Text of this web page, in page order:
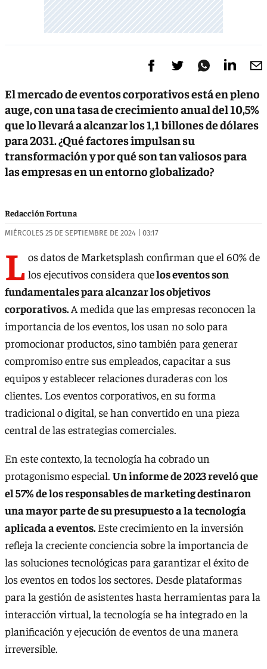
El mercado de eventos corporativos está en pleno
auge, con una tasa de crecimiento anual del 10,5%
que lo llevará a alcanzar los 1,1 billones de dólares
para 2031. ¿Qué factores impulsan su
transformación y por qué son tan valiosos para
las empresas en un entorno globalizado?
Redacción Fortuna
MIÉRCOLES 25 DE SEPTIEMBRE DE 2024 | 03:17
L os datos de Marketsplash confirman que el 60% de
los ejecutivos considera quelos eventos son
fundamentales para alcanzar los objetivos
corporativos.A medida que las empresas reconocen la
importancia de los eventos, los usan no solo para
promocionar productos, sino también para generar
compromiso entre sus empleados, capacitar a sus
equipos y establecer relaciones duraderas con los
clientes. Los eventos corporativos, en su forma
tradicional o digital, se han convertido en una pieza
central de las estrategias comerciales.
En este contexto, la tecnología ha cobrado un
protagonismo especial. Un informe de 2023 reveló que
el 57% de los responsables de marketing destinaron
una mayor parte de su presupuesto a la tecnología
aplicada a eventos.Este crecimiento en la inversión
refleja la creciente conciencia sobre la importancia de
las soluciones tecnológicas para garantizar el éxito de
los eventos en todos los sectores. Desde plataformas
para la gestión de asistentes hasta herramientas para la
interacción virtual, la tecnología se ha integrado en la
planificación y ejecución de eventos de una manera
irreversible.